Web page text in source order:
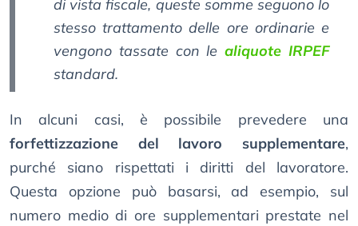
di vista fiscale, queste somme seguono lo
stesso trattamento delle ore ordinarie e
vengono tassate con lealiquote IRPEF
standard.
In alcuni casi, è possibile prevedere una
forfettizzazione del lavoro supplementare,
purché siano rispettati i diritti del lavoratore.
Questa opzione può basarsi, ad esempio, sul
numero medio di ore supplementari prestate nel